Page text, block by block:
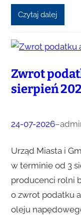
Czytaj dalej
Zwrot
sierpień
24-07-2026–
Urząd Miasta i
w terminie od 3
producenci rolni
o zwrot podatku
oleju